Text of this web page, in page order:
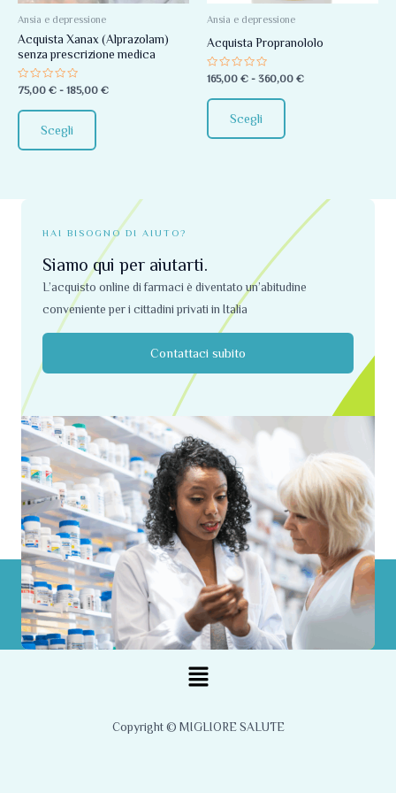
Ansia e depressione
Acquista Xanax (Alprazolam)
senza prescrizione medica
Valutato
su
5
75,00 € - 185,00 €
Scegli
opzioni
possono
essere
scelte
del
Ansia e depressione
Acquista Propranololo
Valutato
su
5
165,00 € - 360,00 €
Scegli
opzioni
possono
scelte
nella
HAI BISOGNO DI AIUTO?
Siamo qui per aiutarti.
L’acquisto online di farmaci è diventato un’abitudine
conveniente per i cittadini privati ​​in Italia
Contattaci subito
Menu
Copyright © MIGLIORE SALUTE